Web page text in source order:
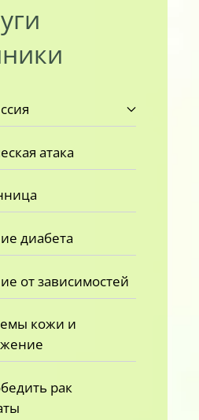
атака
диабета
от зависимостей
кожи и
рак